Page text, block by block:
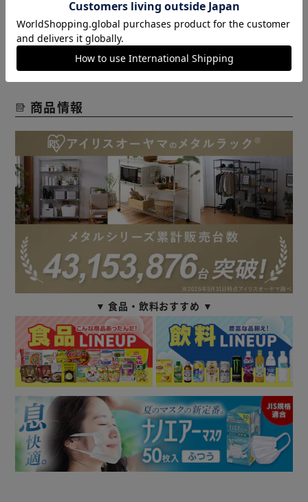
レビューをもっと見る
商品情報
▼ 食品・飲料おすすめ ▼